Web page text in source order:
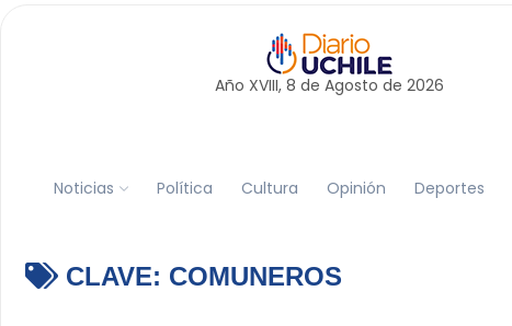
Año XVIII, 8 de Agosto de 2026
Noticias Política Cultura Opinión Deportes
CLAVE: COMUNEROS